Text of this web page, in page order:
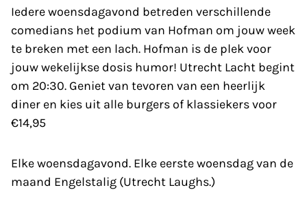
Iedere woensdagavond betreden verschillende
comedians het podium van Hofman om jouw week
te breken met een lach. Hofman is de plek voor
jouw wekelijkse dosis humor! Utrecht Lacht begint
om 20:30. Geniet van tevoren van een heerlijk
diner en kies uit alle burgers of klassiekers voor
€14,95
Elke woensdagavond. Elke eerste woensdag van de
maand Engelstalig (Utrecht Laughs.)